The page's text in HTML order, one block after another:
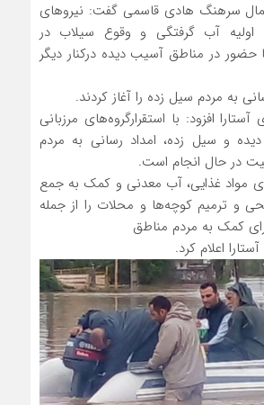
سرهنگ هادی قاسمی گفت: نیرو‌های
اولیه آب گرفتگی و وقوع سیلاب در
حضور در مناطق آسیب دیده درکنار دیگر
به مردم سیل زده را آغاز کردند.
افزود: با استقرارگروه‌های مرزبانی
و سیل زده، امداد رسانی به مردم
در حال انجام است.
مواد غذایی، آب معدنی و کمک به جمع
و ترمیم کوچه‌ها و محلات را از جمله
کمک به مردم مناطق
اعلام کرد.